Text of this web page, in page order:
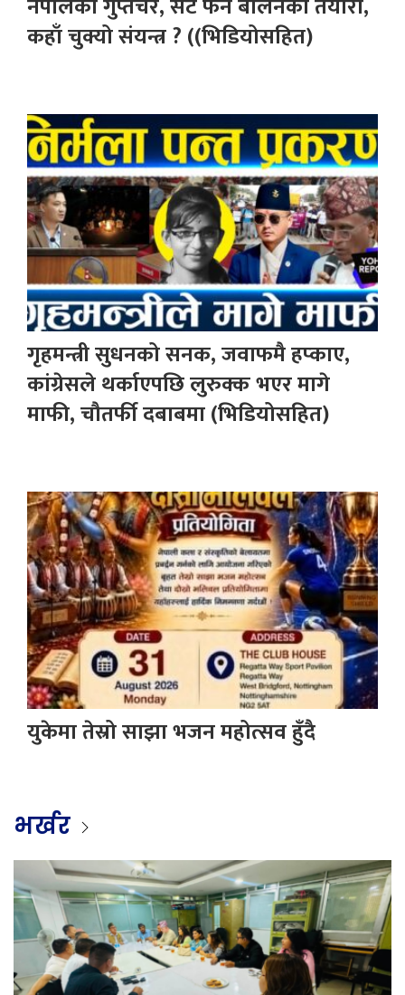
कहाँ चुक्यो संयन्त्र ? ((भिडियोसहित)
गृहमन्त्री सुधनको सनक, जवाफमै हप्काए,
कांग्रेसले थर्काएपछि लुरुक्क भएर मागे
माफी, चौतर्फी दबाबमा (भिडियोसहित)
युकेमा तेस्रो साझा भजन महोत्सव हुँदै
भर्खर